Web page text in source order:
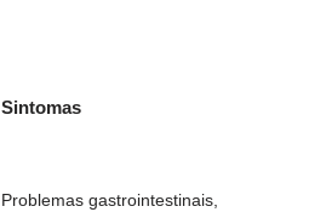
Sintomas
Problemas gastrointestinais,